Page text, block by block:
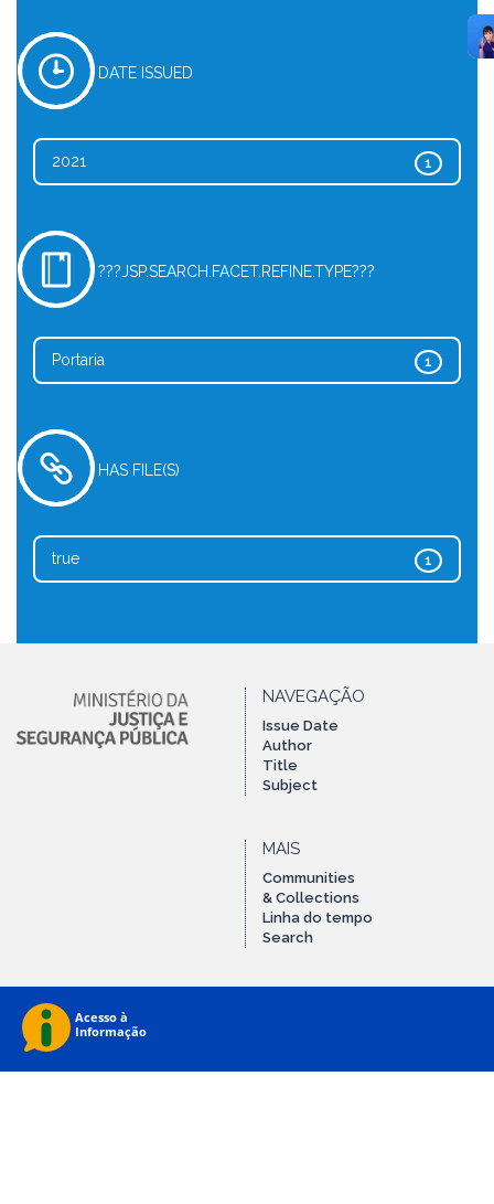
DATE ISSUED
1
2021
???JSP.SEARCH.FACET.REFINE.TYPE???
1
Portaria
HAS FILE(S)
1
true
NAVEGAÇÃO
Issue Date
Author
Title
Subject
MAIS
Communities
& Collections
Linha do tempo
Search